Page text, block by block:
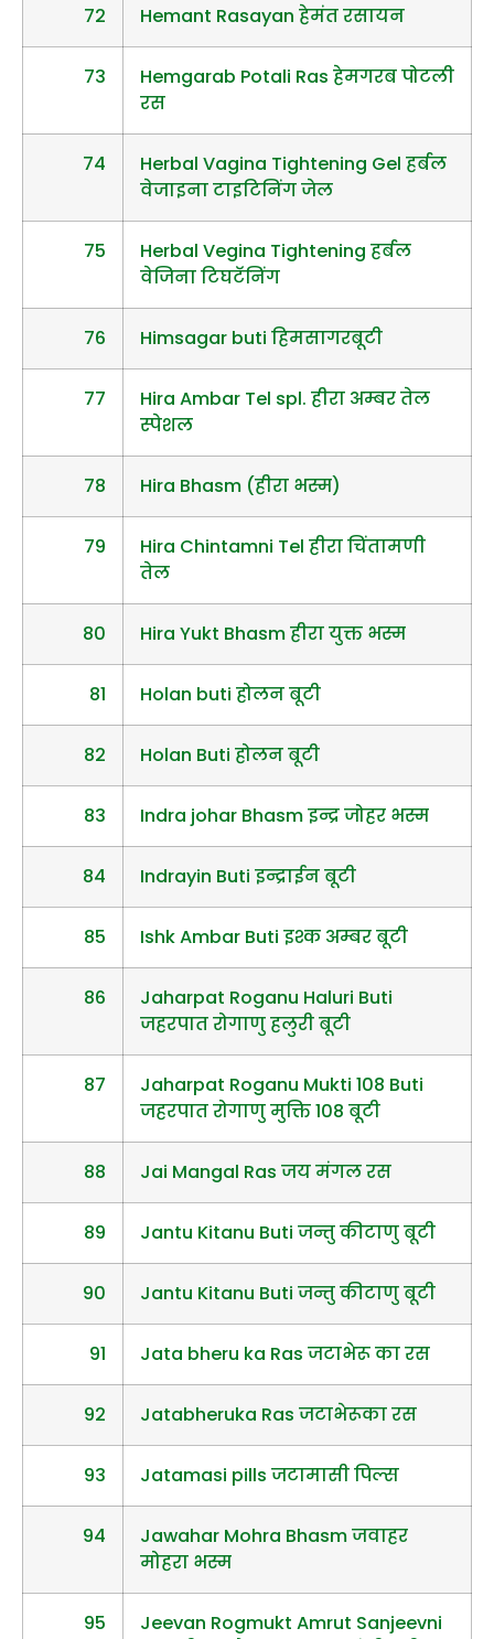
72 Hemant Rasayan हेमंत रसायन
73
Hemgarab Potali Ras हेमगरब पोटली
रस
74
Herbal Vagina Tightening Gel हर्बल
वेजाइना टाइटिनिंग जेल
75
Herbal Vegina Tightening हर्बल
वेजिना टिघटॅनिंग
76 Himsagar buti हिमसागरबूटी
77
Hira Ambar Tel spl. हीरा अम्बर तेल
स्पेशल
78 Hira Bhasm (हीरा भस्म)
79
Hira Chintamni Tel हीरा चिंतामणी
तेल
80 Hira Yukt Bhasm हीरा युक्त भस्म
81 Holan buti होलन बूटी
82 Holan Buti होलन बूटी
83 Indra johar Bhasm इन्द्र जोहर भस्म
84 Indrayin Buti इन्द्राईन बूटी
85 Ishk Ambar Buti इश्क अम्बर बूटी
86
Jaharpat Roganu Haluri Buti
जहरपात रोगाणु हलुरी बूटी
87
Jaharpat Roganu Mukti 108 Buti
जहरपात रोगाणु मुक्ति 108 बूटी
88 Jai Mangal Ras जय मंगल रस
89 Jantu Kitanu Buti जन्तु कीटाणु बूटी
90 Jantu Kitanu Buti जन्तु कीटाणु बूटी
91 Jata bheru ka Ras जटाभेरू का रस
92 Jatabheruka Ras जटाभेरूका रस
93 Jatamasi pills जटामासी पिल्स
94
Jawahar Mohra Bhasm जवाहर
मोहरा भस्म
95
Jeevan Rogmukt Amrut Sanjeevni